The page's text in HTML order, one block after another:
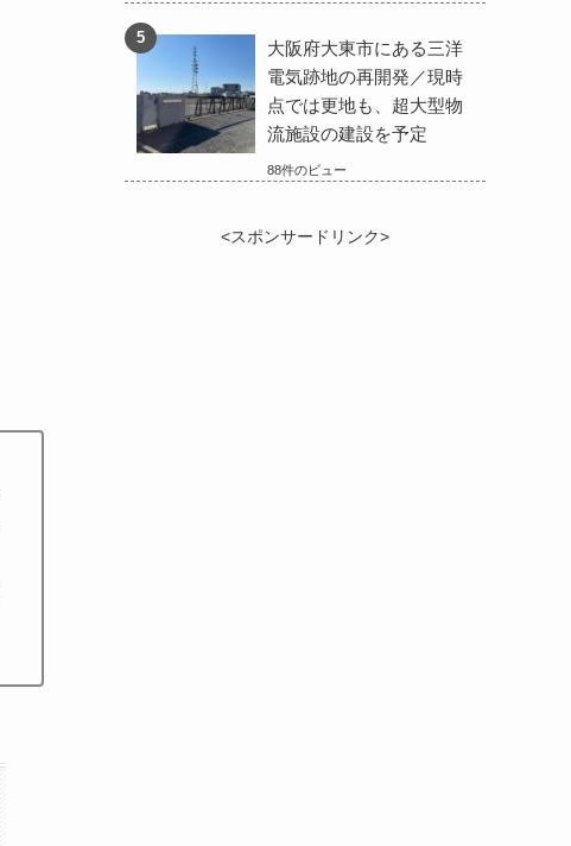
大阪府大東市にある三洋
電気跡地の再開発／現時
点では更地も、超大型物
流施設の建設を予定
88件のビュー
<スポンサードリンク>